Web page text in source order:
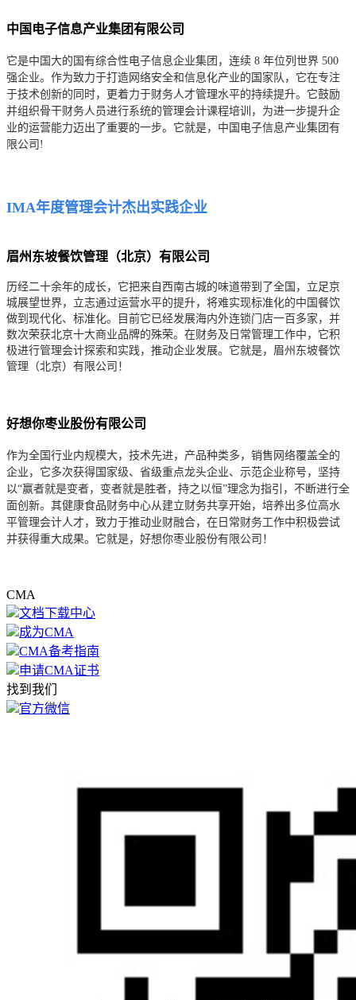
中国电子信息产业集团有限公司
它是中国大的国有综合性电子信息企业集团，连续 8 年位列世界 500
强企业。作为致力于打造网络安全和信息化产业的国家队，它在专注
于技术创新的同时，更着力于财务人才管理水平的持续提升。它鼓励
并组织骨干财务人员进行系统的管理会计课程培训，为进一步提升企
业的运营能力迈出了重要的一步。它就是，中国电子信息产业集团有
限公司!
IMA年度管理会计杰出实践企业
眉州东坡餐饮管理（北京）有限公司
历经二十余年的成长，它把来自西南古城的味道带到了全国，立足京
城展望世界，立志通过运营水平的提升，将难实现标准化的中国餐饮
做到现代化、标准化。目前它已经发展海内外连锁门店一百多家，并
数次荣获北京十大商业品牌的殊荣。在财务及日常管理工作中，它积
极进行管理会计探索和实践，推动企业发展。它就是，眉州东坡餐饮
管理（北京）有限公司！
好想你枣业股份有限公司
作为全国行业内规模大，技术先进，产品种类多，销售网络覆盖全的
企业，它多次获得国家级、省级重点龙头企业、示范企业称号，坚持
以“赢者就是变者，变者就是胜者，持之以恒”理念为指引，不断进行全
面创新。其健康食品财务中心从建立财务共享开始，培养出多位高水
平管理会计人才，致力于推动业财融合，在日常财务工作中积极尝试
并获得重大成果。它就是，好想你枣业股份有限公司！
CMA
文档下载中心
成为CMA
CMA备考指南
申请CMA证书
找到我们
官方微信